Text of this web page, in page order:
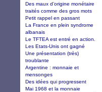
Des maux d’origine monétaire
traités comme des gros mots
Petit rappel en passant
La France en plein syndrome
albanais
Le TFTEA est entré en action.
Les Etats-Unis ont gagné
Une présentation (très)
troublante
Argentine : monnaie et
mensonges
Des idées qui progressent
Mai 1968 et la monnaie